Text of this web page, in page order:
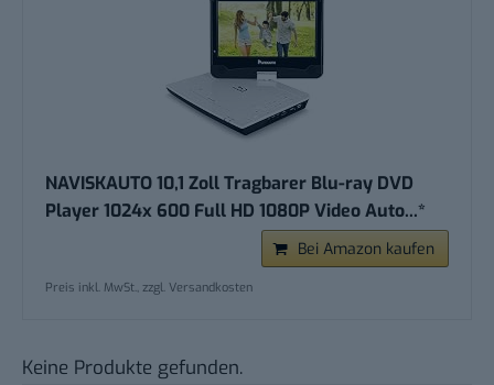
NAVISKAUTO 10,1 Zoll Tragbarer Blu-ray DVD
Player 1024x 600 Full HD 1080P Video Auto...*
Bei Amazon kaufen
Preis inkl. MwSt., zzgl. Versandkosten
Keine Produkte gefunden.